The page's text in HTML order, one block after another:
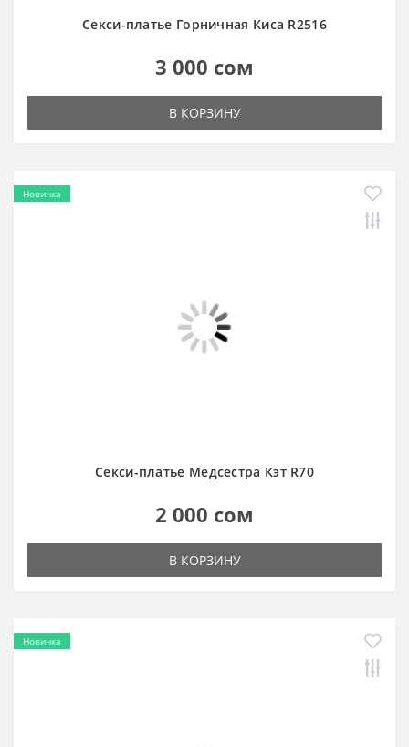
Секси-платье Горничная Киса R2516
3 000 сом
В КОРЗИНУ
Новинка
Секси-платье Медсестра Кэт R70
2 000 сом
В КОРЗИНУ
Новинка